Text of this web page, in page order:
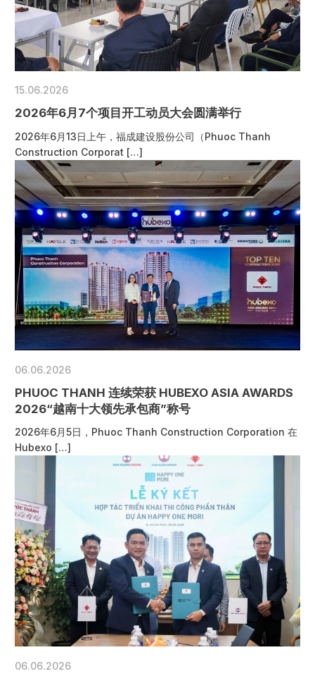
15.06.2026
2026年6月7个项目开工动员大会圆满举行
2026年6月13日上午，福成建设股份公司（Phuoc Thanh
Construction Corporat […]
06.06.2026
PHUOC THANH 连续荣获 HUBEXO ASIA AWARDS
2026“越南十大领先承包商”称号
2026年6月5日，Phuoc Thanh Construction Corporation 在
Hubexo […]
06.06.2026